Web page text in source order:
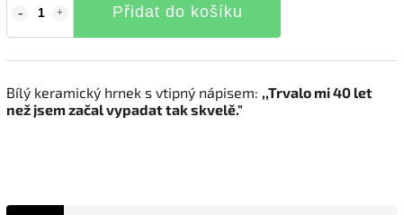
Přidat do košíku
Bílý keramický hrnek s vtipný nápisem: ,,Trvalo mi 40 let
než jsem začal vypadat tak skvelě."